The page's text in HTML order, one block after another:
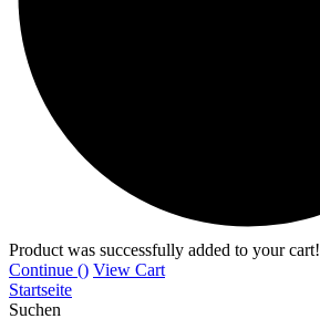
Product was successfully added to your cart!
Continue () View Cart
Startseite
Suchen